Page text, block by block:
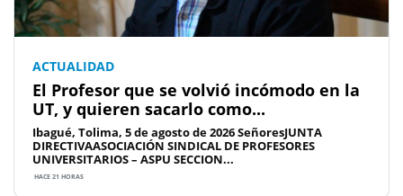
ACTUALIDAD
El Profesor que se volvió incómodo en la
UT, y quieren sacarlo como...
Ibagué, Tolima, 5 de agosto de 2026 SeñoresJUNTA
DIRECTIVAASOCIACIÓN SINDICAL DE PROFESORES
UNIVERSITARIOS – ASPU SECCION...
HACE 21 HORAS